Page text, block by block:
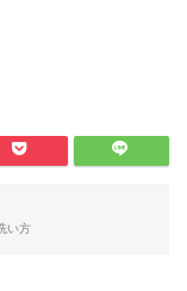
い方